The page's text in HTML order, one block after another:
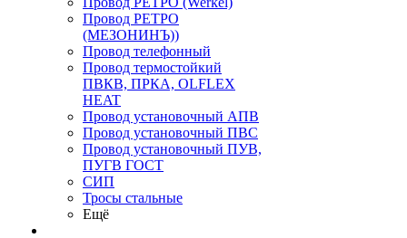
Провод РЕТРО
(МЕЗОНИНЪ))
Провод телефонный
Провод термостойкий
ПВКВ, ПРКА, OLFLEX
HEAT
Провод установочный АПВ
Провод установочный ПВС
Провод установочный ПУВ,
ПУГВ ГОСТ
СИП
Тросы стальные
Ещё